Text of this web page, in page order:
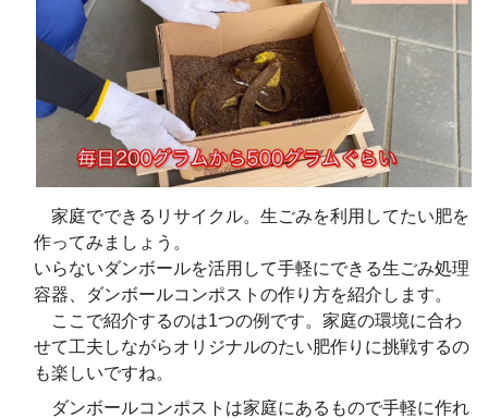
家庭でできるリサイクル。生ごみを利用してたい肥を
作ってみましょう。
いらないダンボールを活用して手軽にできる生ごみ処理
容器、ダンボールコンポストの作り方を紹介します。
ここで紹介するのは1つの例です。家庭の環境に合わ
せて工夫しながらオリジナルのたい肥作りに挑戦するの
も楽しいですね。
ダンボールコンポストは家庭にあるもので手軽に作れ